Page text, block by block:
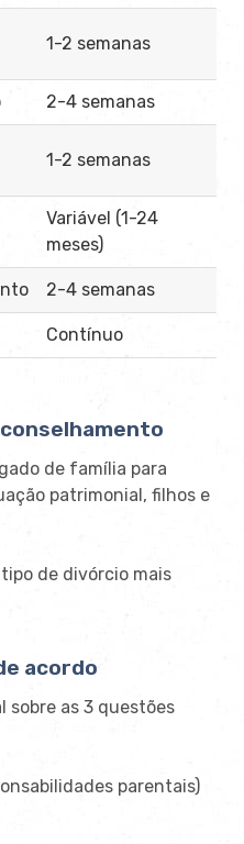
1-2 semanas
2-4 semanas
1-2 semanas
Variável (1-24
meses)
2-4 semanas
Contínuo
de família para
patrimonial, filhos e
de divórcio mais
acordo
as 3 questões
parentais)